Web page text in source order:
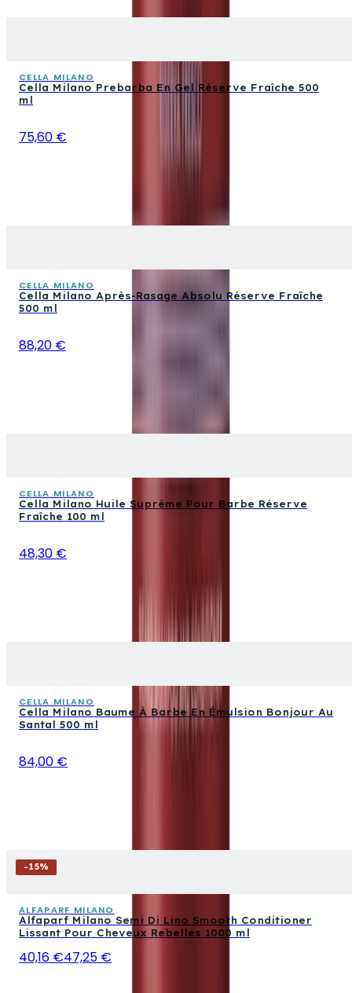
CELLA MILANO
Cella Milano Prebarba En Gel Réserve Fraîche 500
ml
75,60 €
CELLA MILANO
Cella Milano Après-Rasage Absolu Réserve Fraîche
500 ml
88,20 €
CELLA MILANO
Cella Milano Huile Suprême Pour Barbe Réserve
Fraîche 100 ml
48,30 €
CELLA MILANO
Cella Milano Baume À Barbe En Émulsion Bonjour Au
Santal 500 ml
84,00 €
-15%
ALFAPARF MILANO
Alfaparf Milano Semi Di Lino Smooth Conditioner
Lissant Pour Cheveux Rebelles 1000 ml
40,16 €47,25 €